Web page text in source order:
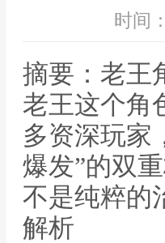
时间
摘要：老王
老王这个角
多资深玩家
爆发”的双
不是纯粹的
解析